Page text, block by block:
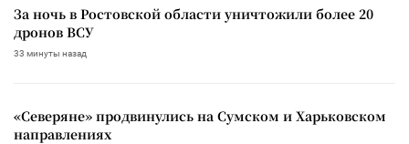
За ночь в Ростовской области уничтожили более 20
дронов ВСУ
33 минуты назад
«Северяне» продвинулись на Сумском и Харьковском
направлениях